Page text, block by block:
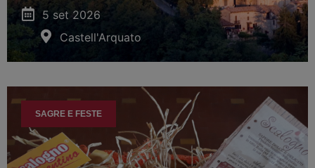
5 set 2026
Castell'Arquato
SAGRE E FESTE